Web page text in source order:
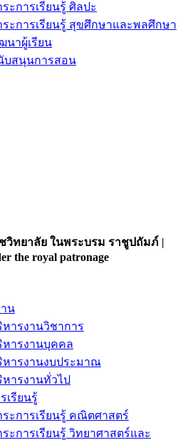
ะการเรียนรู้ ศิลปะ
ะการเรียนรู้ สุขศึกษาและพลศึกษา
นาผู้เรียน
บสนุนการสอน
วิทยาลัย ในพระบรม ราชูปถัมภ์ |
the royal patronage
น
ารงานวิชาการ
หารงานบุคคล
หารงานงบประมาณ
ารงานทั่วไป
เรียนรู้
ะการเรียนรู้ คณิตศาสตร์
ะการเรียนรู้ วิทยาศาสตร์และ